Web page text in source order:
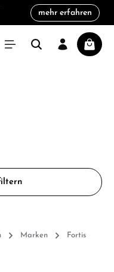
mehr erfahren
Marken
Fortis